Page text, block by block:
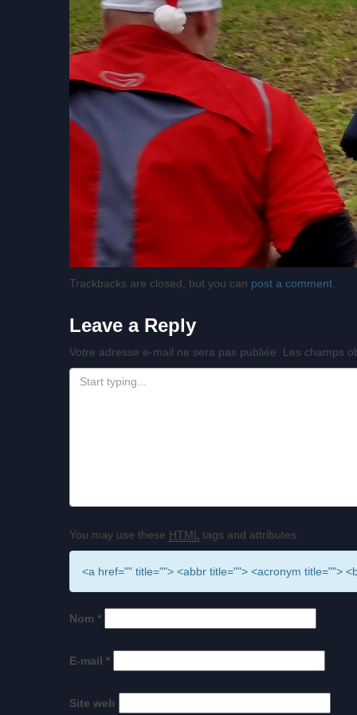
Trackbacks are closed, but you can post a comment
Leave a Reply
Votre adresse e-mail ne sera pas publiée. Les champs
You may use these HTML tags and attributes:
<a href="" title=""> <abbr title=""> <acronym title="">
Nom *
E-mail *
Site web